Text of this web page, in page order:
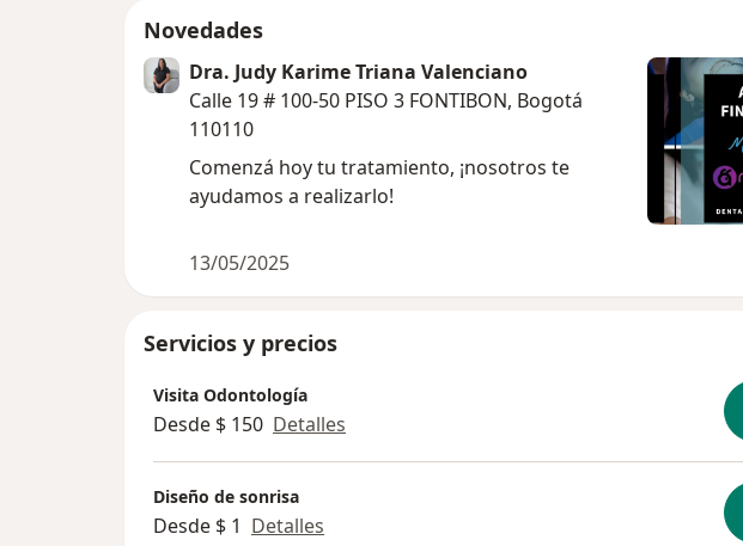
Novedades
Dra. Judy Karime Triana Valenciano
Calle 19 # 100-50 PISO 3 FONTIBON, Bogotá
110110
Comenzá hoy tu tratamiento, ¡nosotros te
ayudamos a realizarlo!
13/05/2025
Servicios y precios
Visita Odontología
Desde $ 150 Detalles
Diseño de sonrisa
Desde $ 1 Detalles